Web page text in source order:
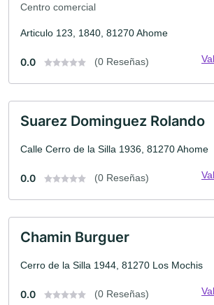
Centro comercial
Articulo 123, 1840, 81270 Ahome
0.0 (0 Reseñas)
Suarez Dominguez Rolando
Calle Cerro de la Silla 1936, 81270 Ahome
0.0 (0 Reseñas)
Chamin Burguer
Cerro de la Silla 1944, 81270 Los Mochis
0.0 (0 Reseñas)